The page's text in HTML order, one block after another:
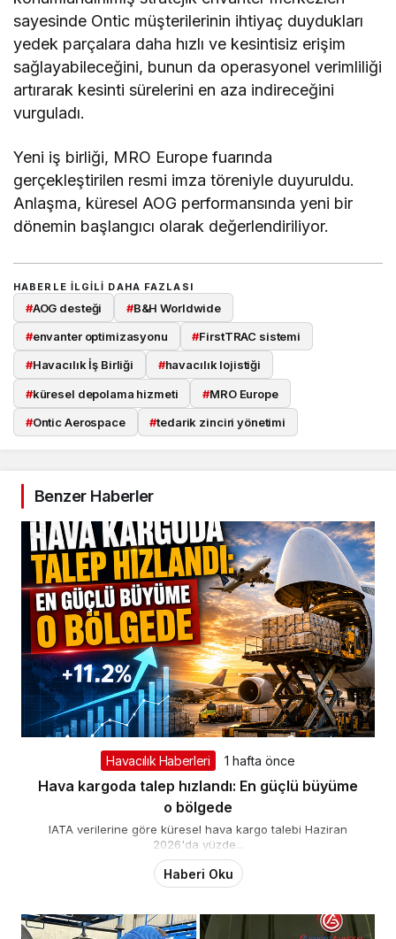
sayesinde Ontic müşterilerinin ihtiyaç duydukları
yedek parçalara daha hızlı ve kesintisiz erişim
sağlayabileceğini, bunun da operasyonel verimliliği
artırarak kesinti sürelerini en aza indireceğini
vurguladı.
Yeni iş birliği, MRO Europe fuarında
gerçekleştirilen resmi imza töreniyle duyuruldu.
Anlaşma, küresel AOG performansında yeni bir
dönemin başlangıcı olarak değerlendiriliyor.
HABERLE ILGILI DAHA FAZLASI
#AOG desteği #B&H Worldwide
#envanter optimizasyonu #FirstTRAC sistemi
#Havacılık İş Birliği #havacılık lojistiği
#küresel depolama hizmeti #MRO Europe
#Ontic Aerospace #tedarik zinciri yönetimi
Benzer Haberler
Havacılık Haberleri 1 hafta önce
Hava kargoda talep hızlandı: En güçlü büyüme
o bölgede
IATA verilerine göre küresel hava kargo talebi Haziran
2026'da yüzde...
Haberi Oku